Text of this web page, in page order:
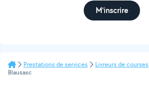
M'inscrire
Prestations de services Livreurs de courses
Blausasc